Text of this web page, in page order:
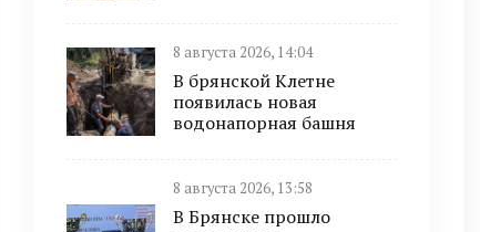
8 августа 2026, 14:04
В брянской Клетне
появилась новая
водонапорная башня
8 августа 2026, 13:58
В Брянске прошло